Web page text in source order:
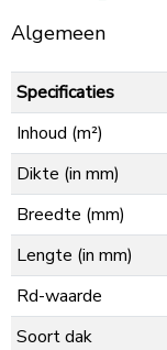
Algemeen
Specificaties
Inhoud (m²)
Dikte (in mm)
Breedte (mm)
Lengte (in mm)
Rd-waarde
Soort dak